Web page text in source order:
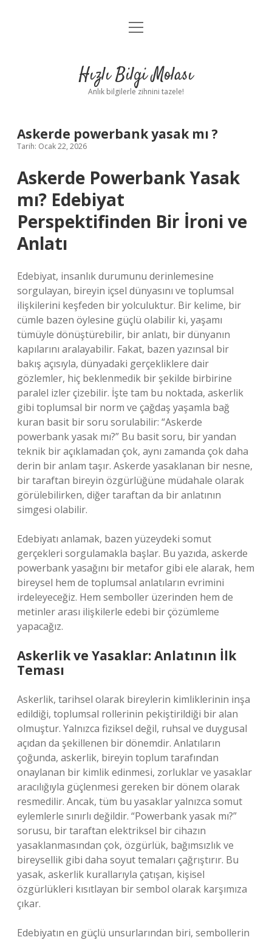
Anasayfa
Yasal Uyarı
menüyü
Hızlı Bilgi Molası
Anlık bilgilerle zihnini tazele!
Askerde powerbank yasak mı ?
Tarih: Ocak 22, 2026
Askerde Powerbank Yasak
mı? Edebiyat
Perspektifinden Bir İroni ve
Anlatı
Edebiyat, insanlık durumunu derinlemesine
sorgulayan, bireyin içsel dünyasını ve toplumsal
ilişkilerini keşfeden bir yolculuktur. Bir kelime, bir
cümle bazen öylesine güçlü olabilir ki, yaşamı
tümüyle dönüştürebilir, bir anlatı, bir dünyanın
kapılarını aralayabilir. Fakat, bazen yazınsal bir
bakış açısıyla, dünyadaki gerçekliklere dair
gözlemler, hiç beklenmedik bir şekilde birbirine
paralel izler çizebilir. İşte tam bu noktada, askerlik
gibi toplumsal bir norm ve çağdaş yaşamla bağ
kuran basit bir soru sorulabilir: “Askerde
powerbank yasak mı?” Bu basit soru, bir yandan
teknik bir açıklamadan çok, aynı zamanda çok daha
derin bir anlam taşır. Askerde yasaklanan bir nesne,
bir taraftan bireyin özgürlüğüne müdahale olarak
görülebilirken, diğer taraftan da bir anlatının
simgesi olabilir.
Edebiyatı anlamak, bazen yüzeydeki somut
gerçekleri sorgulamakla başlar. Bu yazıda, askerde
powerbank yasağını bir metafor gibi ele alarak, hem
bireysel hem de toplumsal anlatıların evrimini
irdeleyeceğiz. Hem semboller üzerinden hem de
metinler arası ilişkilerle edebi bir çözümleme
yapacağız.
Askerlik ve Yasaklar: Anlatının İlk
Teması
Askerlik, tarihsel olarak bireylerin kimliklerinin inşa
edildiği, toplumsal rollerinin pekiştirildiği bir alan
olmuştur. Yalnızca fiziksel değil, ruhsal ve duygusal
açıdan da şekillenen bir dönemdir. Anlatıların
çoğunda, askerlik, bireyin toplum tarafından
onaylanan bir kimlik edinmesi, zorluklar ve yasaklar
aracılığıyla güçlenmesi gereken bir dönem olarak
resmedilir. Ancak, tüm bu yasaklar yalnızca somut
eylemlerle sınırlı değildir. “Powerbank yasak mı?”
sorusu, bir taraftan elektriksel bir cihazın
yasaklanmasından çok, özgürlük, bağımsızlık ve
bireysellik gibi daha soyut temaları çağrıştırır. Bu
yasak, askerlik kurallarıyla çatışan, kişisel
özgürlükleri kısıtlayan bir sembol olarak karşımıza
çıkar.
Edebiyatın en güçlü unsurlarından biri, sembollerin